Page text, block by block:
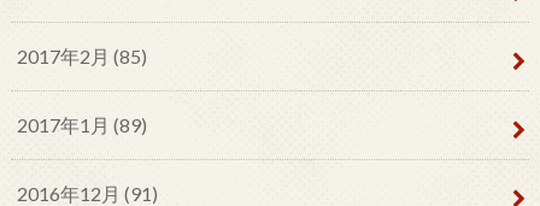
2017年2月 (85)
2017年1月 (89)
2016年12月 (91)